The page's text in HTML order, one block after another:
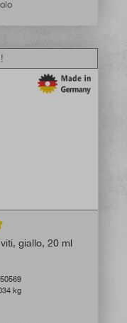
di 5 su 5 stelle
giallo, 20 ml
50569
kg